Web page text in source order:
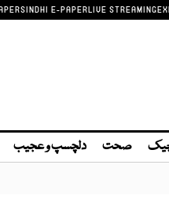
SINDHI E-PAPERLIVE STREAMING
صحت دلچسپ و عجیب